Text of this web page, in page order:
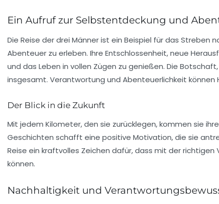
Ein Aufruf zur Selbstentdeckung und
Die Reise der drei Männer ist ein Beispiel für das Streben
Abenteuer zu erleben. Ihre Entschlossenheit, neue
und das Leben in vollen Zügen zu genießen. Die
insgesamt. Verantwortung und Abenteuerlichkeit können
Der Blick in die Zukunft
Mit jedem Kilometer, den sie zurücklegen, kommen sie
Geschichten schafft eine positive Motivation, die sie
Reise ein kraftvolles Zeichen dafür, dass mit der
können.
Nachhaltigkeit und